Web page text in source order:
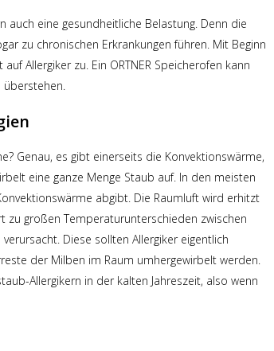
eine gesundheitliche Belastung. Denn die
zu chronischen Erkrankungen führen. Mit Beginn
Allergiker zu. Ein ORTNER Speicherofen kann
Genau, es gibt einerseits die Konvektionswärme,
eine ganze Menge Staub auf. In den meisten
abgibt. Die Raumluft wird erhitzt
zu großen Temperaturunterschieden zwischen
Diese sollten Allergiker eigentlich
der Milben im Raum umhergewirbelt werden.
Allergikern in der kalten Jahreszeit, also wenn